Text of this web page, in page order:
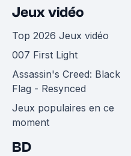
Jeux vidéo
Top 2026 Jeux vidéo
007 First Light
Assassin's Creed: Black
Flag - Resynced
Jeux populaires en ce
moment
BD